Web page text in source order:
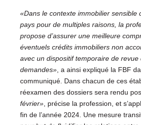
«Dans le contexte immobilier sensible
pays pour de multiples raisons, la
propose d’assurer une meilleure
éventuels crédits immobiliers non
avec un dispositif temporaire de revue
demandes», a ainsi expliqué la FBF
communiqué. Dans chacun de ces
réexamen des dossiers sera rendu
février», précise la profession, et
fin de l’année 2024. Une mesure